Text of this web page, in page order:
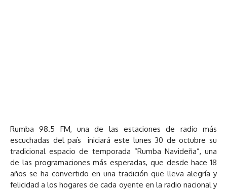
Rumba 98.5 FM, una de las estaciones de radio más
escuchadas del país iniciará este lunes 30 de octubre su
tradicional espacio de temporada “Rumba Navideña”, una
de las programaciones más esperadas, que desde hace 18
años se ha convertido en una tradición que lleva alegría y
felicidad a los hogares de cada oyente en la radio nacional y